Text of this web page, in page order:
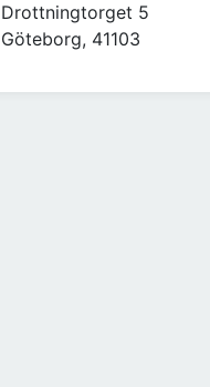
Drottningtorget 5
Göteborg, 41103